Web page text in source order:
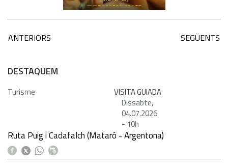
ANTERIORS SEGÜENTS
DESTAQUEM
Turisme
VISITA GUIADA
Dissabte,
04.07.2026
- 10h
Ruta Puig i Cadafalch (Mataró - Argentona)